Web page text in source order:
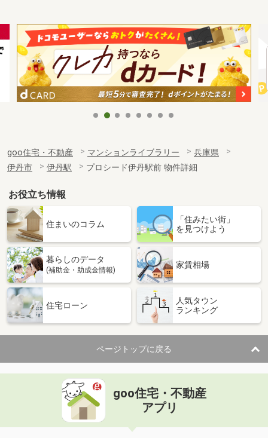
goo住宅・不動産 マンションライブラリー
兵庫県
伊丹市
伊丹駅 プロシード伊丹駅前 物件詳細
お役立ち情報
住まいのコラム
「住みたい街」
を見つけよう
暮らしのデータ
(補助金・助成金情報)
家賃相場
住宅ローン
人気タウン
ランキング
ページトップに戻る
goo住宅・不動産
アプリ